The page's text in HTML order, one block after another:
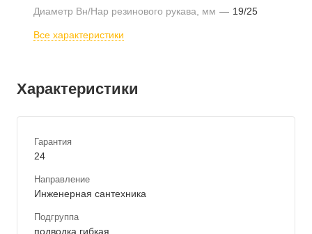
Диаметр Вн/Нар резинового рукава, мм — 19/25
Все характеристики
Характеристики
Гарантия
24
Направление
Инженерная сантехника
Подгруппа
подводка гибкая